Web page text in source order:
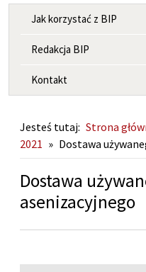
MENU INFORMACYJNE
Jak korzystać z BIP
Redakcja BIP
Kontakt
Jesteś tutaj: Strona
2021 » Dostawa
Dostawa
asenizacyjnego